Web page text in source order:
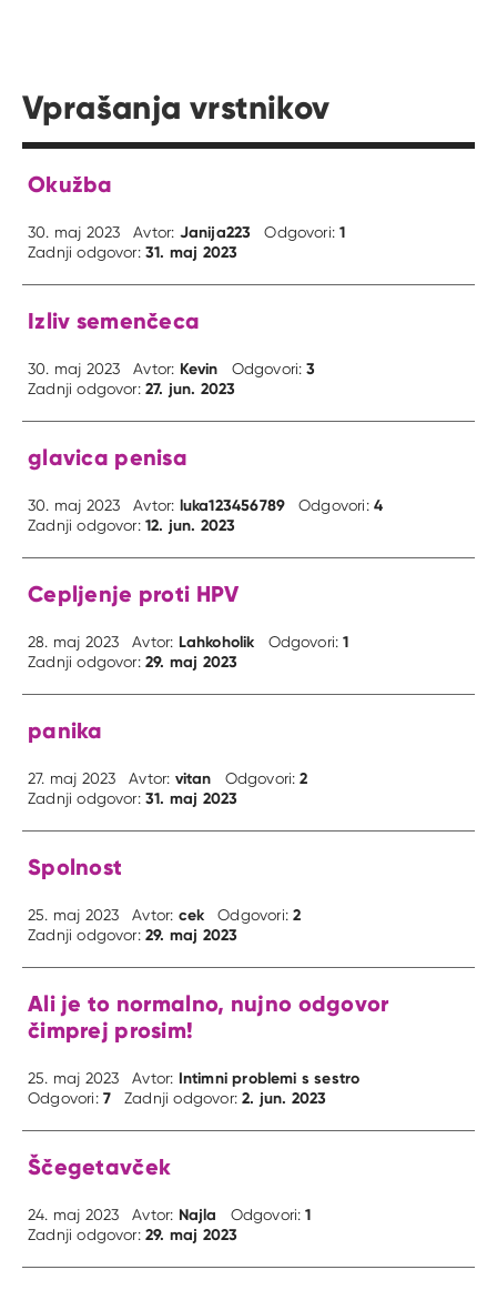
Vprašanja vrstnikov
Okužba
30. maj 2023 Avtor: Janija223 Odgovori:1
Zadnji odgovor:31. maj 2023
Izliv semenčeca
30. maj 2023 Avtor: Kevin Odgovori:3
Zadnji odgovor:27. jun. 2023
glavica penisa
30. maj 2023 Avtor: luka123456789 Odgovori:4
Zadnji odgovor:12. jun. 2023
Cepljenje proti HPV
28. maj 2023 Avtor: Lahkoholik Odgovori:1
Zadnji odgovor:29. maj 2023
panika
27. maj 2023 Avtor: vitan Odgovori:2
Zadnji odgovor:31. maj 2023
Spolnost
25. maj 2023 Avtor: cek Odgovori:2
Zadnji odgovor:29. maj 2023
Ali je to normalno, nujno odgovor
čimprej prosim!
25. maj 2023 Avtor: Intimni problemi s sestro
Odgovori: 7 Zadnji odgovor:2. jun. 2023
Ščegetavček
24. maj 2023 Avtor: Najla Odgovori:1
Zadnji odgovor:29. maj 2023